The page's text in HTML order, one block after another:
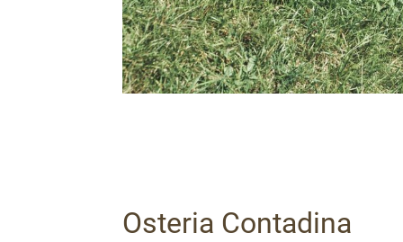
Osteria Contadina